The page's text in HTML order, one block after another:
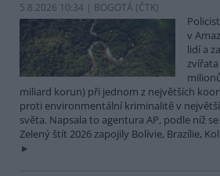
5.8.2026 10:34 | BOGOTÁ (ČTK)
v
lidí a
miliard korun) při jednom z největších
proti environmentální kriminalitě v
světa. Napsala to agentura AP, podle níž
Zelený štít 2026 zapojily Bolívie, Brazílie,